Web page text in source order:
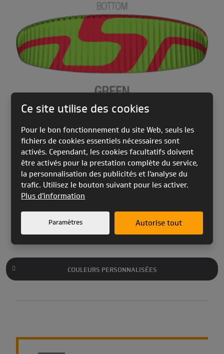
COULEURS PERSONNALISÉES
Ce site utilise des cookies
Pour le bon fonctionnement du site Web, seuls les
fichiers de cookies essentiels nécessaires sont
activés. Cependant, les cookies facultatifs doivent
être activés pour la prestation complète du service,
la personnalisation des publicités et l'analyse du
trafic. Utilisez le bouton suivant pour les activer.
Plus d'information
Paramètres Autorise tout